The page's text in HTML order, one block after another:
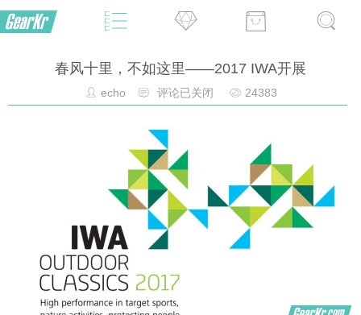
春风十里，不如这里——2017 IWA开展
echo 评论已关闭 24383